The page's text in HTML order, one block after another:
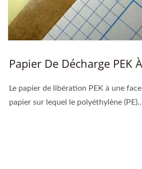
Papier De Décharge PEK
Le papier de libération PEK à une
papier sur lequel le polyéthylène